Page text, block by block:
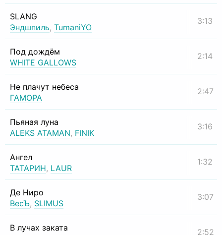
SLANG
Эндшпиль, TumaniYO
3:13
Под дождём
WHITE GALLOWS
2:14
Не плачут небеса
ГАМОРА
2:47
Пьяная луна
ALEKS ATAMAN, FINIK
3:16
Ангел
ТАТАРИН, LAUR
1:32
Де Ниро
ВесЪ, SLIMUS
3:07
В лучах заката
2:52